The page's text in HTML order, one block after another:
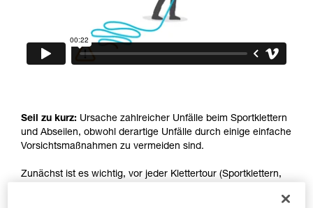
Wir geben Beispiele für die mit Ihrer Aktivität
verbundenen Techniken. Möglicherweise gibt es
noch andere Techniken, die hier nicht
beschrieben werden.
Seil zu kurz: Ursache zahlreicher Unfälle beim Sportklettern
und Abseilen, obwohl derartige Unfälle durch einige einfache
Vorsichtsmaßnahmen zu vermeiden sind.
Zunächst ist es wichtig, vor jeder Klettertour (Sportklettern,
eingehend zu studieren und/oder die nötigen Informationen